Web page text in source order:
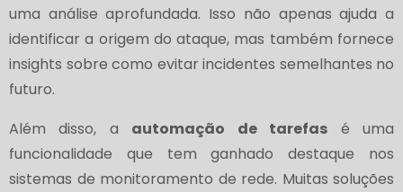
uma análise aprofundada. Isso não apenas ajuda a
identificar a origem do ataque, mas também fornece
insights sobre como evitar incidentes semelhantes no
futuro.
Além disso, a automação de tarefas é uma
funcionalidade que tem ganhado destaque nos
sistemas de monitoramento de rede. Muitas soluções